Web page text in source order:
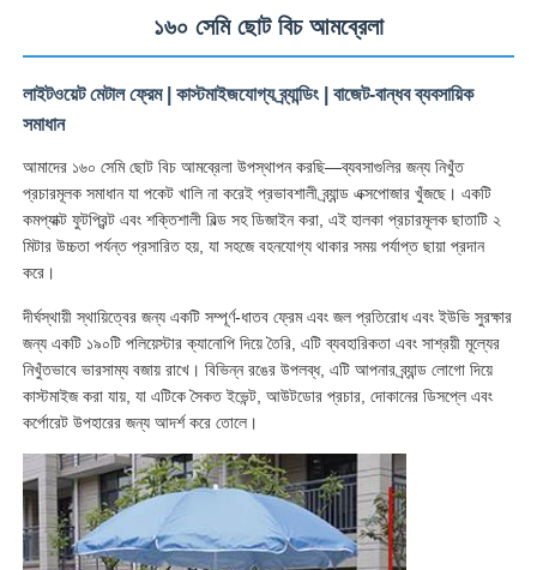
বাড়ি
পণ্য
আমাদের সম্পর্কে
১৬০ সেমি ছোট বিচ আমব্রেলা
লাইটওয়েট মেটাল ফ্রেম | কাস্টমাইজযোগ্য ব্র্যান্ডিং | বাজেট-বান্ধব ব্যবসায়িক
সমাধান
আমাদের ১৬০ সেমি ছোট বিচ আমব্রেলা উপস্থাপন করছি—ব্যবসাগুলির জন্য নিখুঁত
প্রচারমূলক সমাধান যা পকেট খালি না করেই প্রভাবশালী ব্র্যান্ড এক্সপোজার খুঁজছে। একটি
কমপ্যাক্ট ফুটপ্রিন্ট এবং শক্তিশালী বিল্ড সহ ডিজাইন করা, এই হালকা প্রচারমূলক ছাতাটি ২
মিটার উচ্চতা পর্যন্ত প্রসারিত হয়, যা সহজে বহনযোগ্য থাকার সময় পর্যাপ্ত ছায়া প্রদান
করে।
দীর্ঘস্থায়ী স্থায়িত্বের জন্য একটি সম্পূর্ণ-ধাতব ফ্রেম এবং জল প্রতিরোধ এবং ইউভি সুরক্ষার
জন্য একটি ১৯০টি পলিয়েস্টার ক্যানোপি দিয়ে তৈরি, এটি ব্যবহারিকতা এবং সাশ্রয়ী মূল্যের
নিখুঁতভাবে ভারসাম্য বজায় রাখে। বিভিন্ন রঙের উপলব্ধ, এটি আপনার ব্র্যান্ড লোগো দিয়ে
কাস্টমাইজ করা যায়, যা এটিকে সৈকত ইভেন্ট, আউটডোর প্রচার, দোকানের ডিসপ্লে এবং
কর্পোরেট উপহারের জন্য আদর্শ করে তোলে।